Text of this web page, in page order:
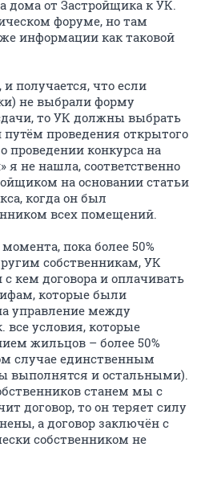
дома от Застройщика к УК.
форуме, но там
информации как таковой
получается, что если
не выбрали форму
то УК должны выбрать
проведения открытого
проведении конкурса на
не нашла, соответственно
на основании статьи
когда он был
всех помещений.
пока более 50%
собственникам, УК
кем договора и оплачивать
которые были
управление между
условия, которые
жильцов – более 50%
случае единственным
выполнятся и остальными).
станем мы с
договор, то он теряет силу
а договор заключён с
собственником не